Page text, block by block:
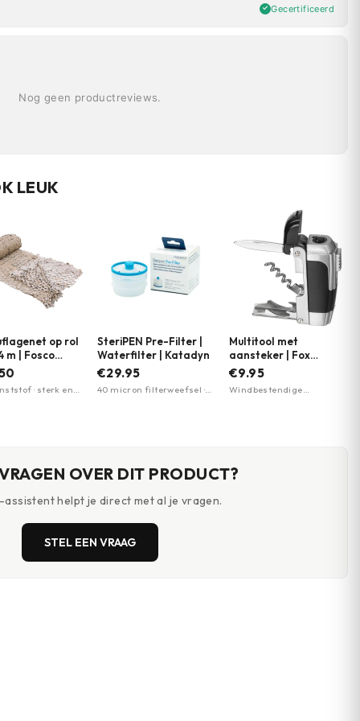
Gecertificeerd
Nog geen productreviews.
LEUK
op rol
m | Fosco
| Meerdere
· sterk en
SteriPEN Pre-Filter |
Waterfilter | Katadyn
€29.95
40 micron filterweefsel ·
Multitool met
aansteker | Fox
Outdoor
€9.95
Windbestendige
OVER DIT PRODUCT?
assistent helpt je direct met al je vragen.
STEL EEN VRAAG